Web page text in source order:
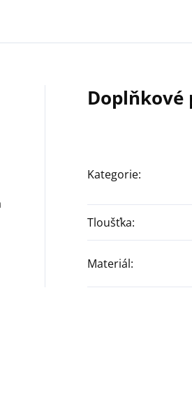
Kategorie:
Tloušťka:
Materiál: